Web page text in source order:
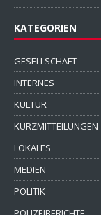
KATEGORIEN
GESELLSCHAFT
INTERNES
KULTUR
KURZMITTEILUNGEN
LOKALES
MEDIEN
POLITIK